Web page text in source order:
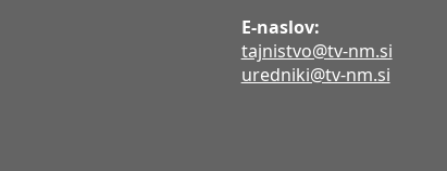
E-naslov:
tajnistvo@tv-nm.si
uredniki@tv-nm.si